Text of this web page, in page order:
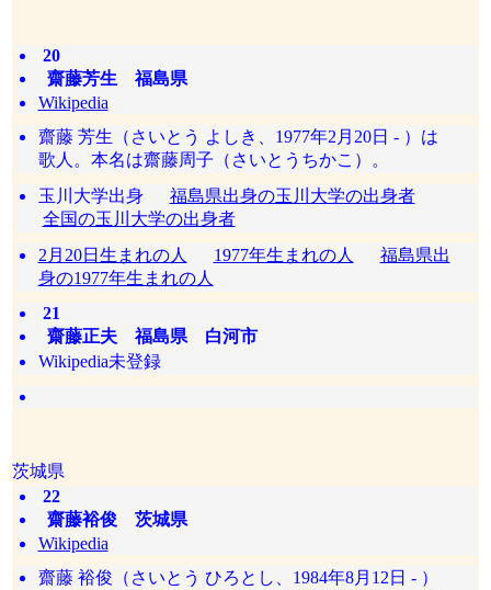
20
齋藤芳生 福島県
Wikipedia
齋藤 芳生（さいとう よしき、1977年2月20日 - ）は
歌人。本名は齋藤周子（さいとうちかこ）。
玉川大学出身 福島県出身の玉川大学の出身者
全国の玉川大学の出身者
2月20日生まれの人
1977年生まれの人
福島県出
身の1977年生まれの人
21
齋藤正夫 福島県 白河市
Wikipedia未登録
茨城県
22
齋藤裕俊 茨城県
Wikipedia
齋藤 裕俊（さいとう ひろとし、1984年8月12日 - ）